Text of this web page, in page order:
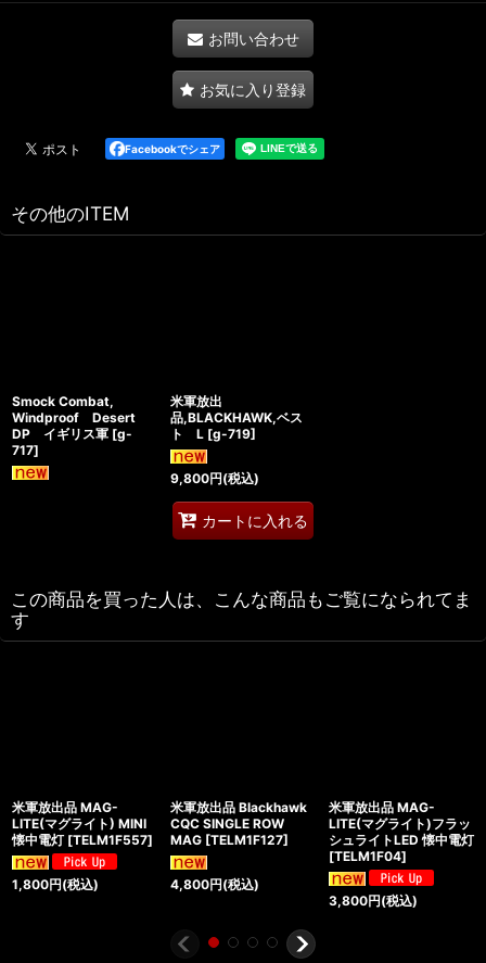
お問い合わせ
お気に入り登録
Facebookでシェア
その他のITEM
Smock Combat,
Windproof Desert
DP イギリス軍 [g-
717]
米軍放出
品,BLACKHAWK,ベス
ト L [g-719]
9,800円(税込)
カートに入れる
この商品を買った人は、こんな商品もご覧になられてま
す
米軍放出品 MAG-
LITE(マグライト) MINI
懐中電灯 [TELM1F557]
1,800円(税込)
米軍放出品 Blackhawk
CQC SINGLE ROW
MAG [TELM1F127]
4,800円(税込)
米軍放出品 MAG-
LITE(マグライト)フラッ
シュライトLED 懐中電灯
[TELM1F04]
3,800円(税込)